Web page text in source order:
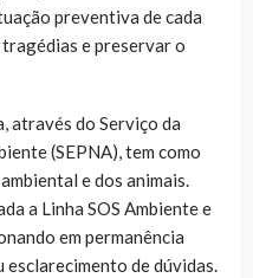
preventiva de cada
e preservar o
através do Serviço da
(SEPNA), tem como
e dos animais.
a Linha SOS Ambiente e
em permanência
esclarecimento de dúvidas.